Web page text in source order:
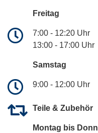
Freitag
7:00 - 12:20 Uhr
13:00 - 17:00 Uhr
Samstag
9:00 - 12:00 Uhr
Teile & Zubehör
Montag bis